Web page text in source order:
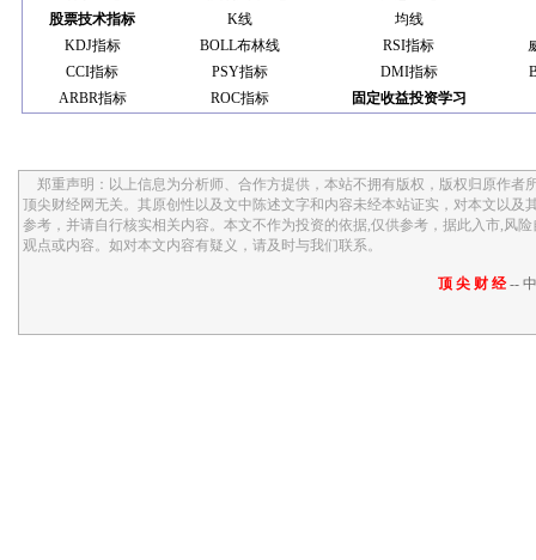
郑重声明：以上信息为分析师、合作方提供，本站不拥有版权，版权归原作者
顶尖财经网无关。其原创性以及文中陈述文字和内容未经本站证实，对本文以
参考，并请自行核实相关内容。本文不作为投资的依据,仅供参考，据此入市,风
观点或内容。如对本文内容有疑义，请及时与我们联系。
顶 尖 财 经--